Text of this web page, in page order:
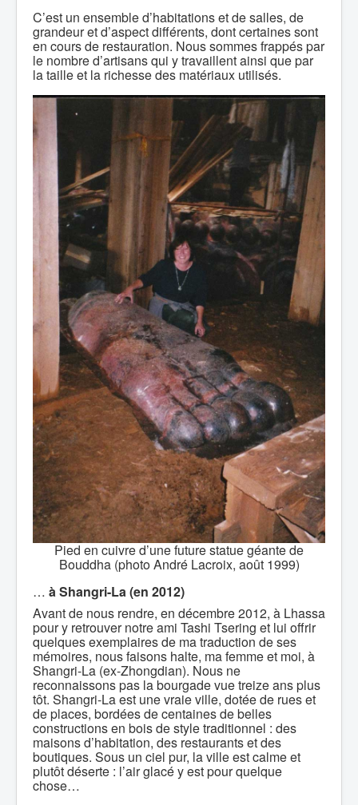
C’est un ensemble d’habitations et de salles, de
grandeur et d’aspect différents, dont certaines sont
en cours de restauration. Nous sommes frappés par
le nombre d’artisans qui y travaillent ainsi que par
la taille et la richesse des matériaux utilisés.
Pied en cuivre d’une future statue géante de
Bouddha (photo André Lacroix, août 1999)
… à Shangri-La (en 2012)
Avant de nous rendre, en décembre 2012, à Lhassa
pour y retrouver notre ami Tashi Tsering et lui offrir
quelques exemplaires de ma traduction de ses
mémoires, nous faisons halte, ma femme et moi, à
Shangri-La (ex-Zhongdian). Nous ne
reconnaissons pas la bourgade vue treize ans plus
tôt. Shangri-La est une vraie ville, dotée de rues et
de places, bordées de centaines de belles
constructions en bois de style traditionnel : des
maisons d’habitation, des restaurants et des
boutiques. Sous un ciel pur, la ville est calme et
plutôt déserte : l’air glacé y est pour quelque
chose…